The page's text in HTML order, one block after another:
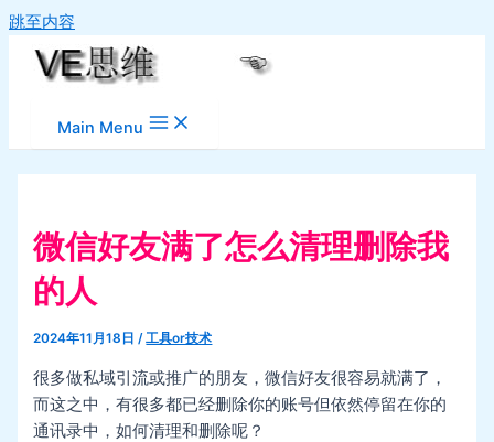
跳至内容
Main Menu
微信好友满了怎么清理删除我
的人
2024年11月18日/工具or技术
很多做私域引流或推广的朋友，微信好友很容易就满了，
而这之中，有很多都已经删除你的账号但依然停留在你的
通讯录中，如何清理和删除呢？